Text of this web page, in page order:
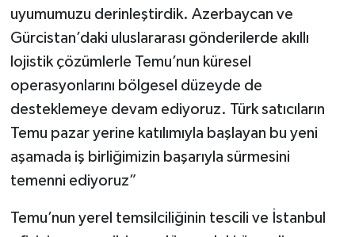
uyumumuzu derinleştirdik. Azerbaycan ve
Gürcistan’daki uluslararası gönderilerde akıllı
lojistik çözümlerle Temu’nun küresel
operasyonlarını bölgesel düzeyde de
desteklemeye devam ediyoruz. Türk satıcıların
Temu pazar yerine katılımıyla başlayan bu yeni
aşamada iş birliğimizin başarıyla sürmesini
temenni ediyoruz”
Temu’nun yerel temsilciliğinin tescili ve İstanbul